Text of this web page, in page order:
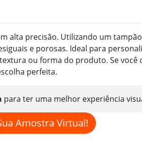
alta precisão. Utilizando um
e porosas. Ideal para
ou forma do produto. Se você
perfeita.
para ter uma melhor experiência
Amostra Virtual!